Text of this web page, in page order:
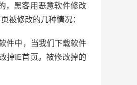
，黑客用恶意软件修改
被修改的几种情况：
件中，当我们下载软件
掉IE首页。被修改掉的